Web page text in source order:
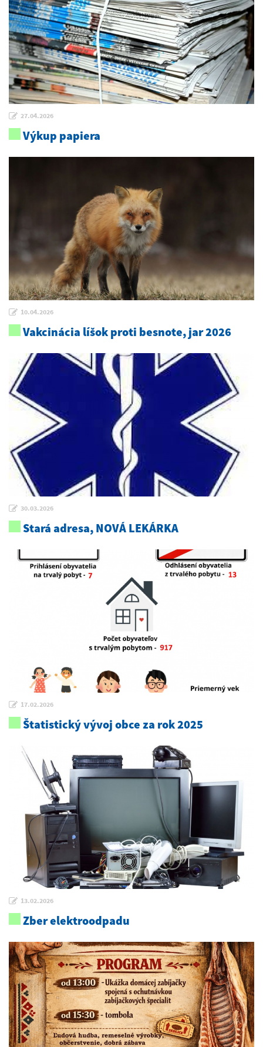
27.04.2026
Výkup papiera
10.04.2026
Vakcinácia líšok proti besnote, jar 2026
30.03.2026
Stará adresa, NOVÁ LEKÁRKA
17.02.2026
Štatistický vývoj obce za rok 2025
13.02.2026
Zber elektroodpadu